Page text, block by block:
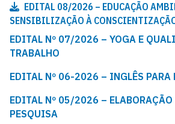
EDITAL 08/2026 – EDUCAÇÃO
SENSIBILIZAÇÃO À
EDITAL Nº 07/2026 – YOGA E
TRABALHO
EDITAL Nº 06-2026 – INGLÊS PARA
EDITAL Nº 05/2026 – ELABORAÇÃO
PESQUISA